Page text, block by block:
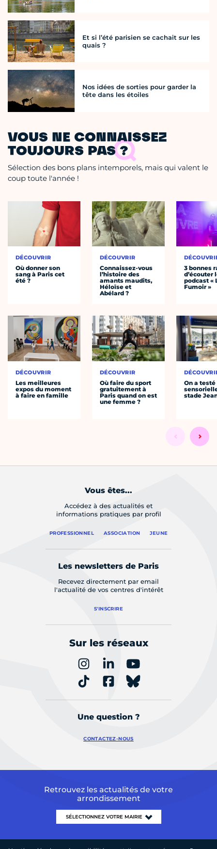
Et si l’été parisien se cachait sur les
quais ?
Nos idées de sorties pour garder la
tête dans les étoiles
VOUS NE CONNAISSEZ
TOUJOURS PAS ?
Sélection des bons plans intemporels, mais qui valent le
coup toute l'année !
DÉCOUVRIR
Où donner son
sang à Paris cet
été ?
DÉCOUVRIR
Les meilleures
expos du moment
à faire en famille
DÉCOUVRIR
Connaissez-vous
l’histoire des
amants maudits,
Héloïse et
Abélard ?
DÉCOUVRIR
Où faire du sport
gratuitement à
Paris quand on est
une femme ?
3 bonnes
d’écouter
podcast «
Fumoir »
On a
stade
Vous êtes...
Accédez à des actualités et
informations pratiques par profil
PROFESSIONNEL ASSOCIATION JEUNE
Les newsletters de Paris
Recevez directement par email
l'actualité de vos centres d'intérêt
S'INSCRIRE
Sur les réseaux
Une question ?
CONTACTEZ-NOUS
Retrouvez les actualités de votre
arrondissement